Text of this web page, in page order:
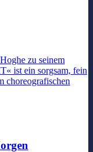
zu seinem
ist ein sorgsam, fein
choreografischen